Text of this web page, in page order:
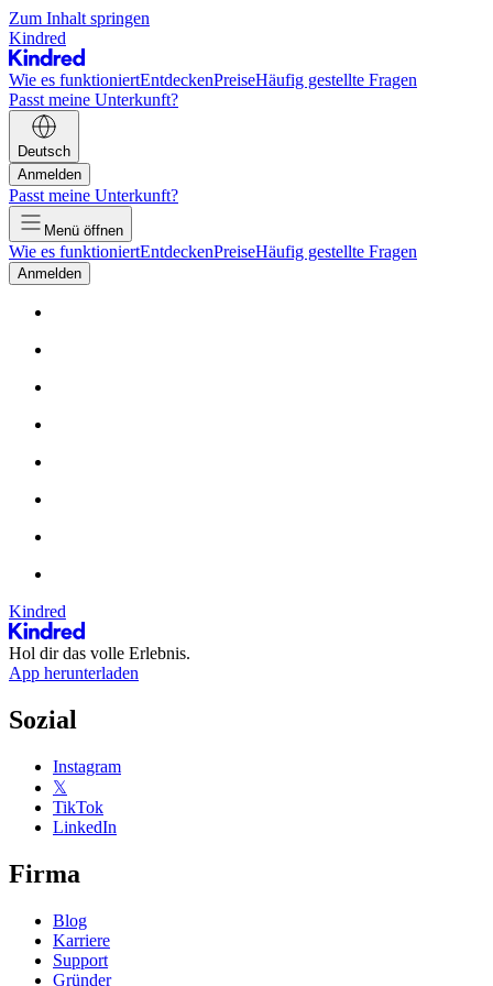
Zum Inhalt springen
Kindred
Wie es funktioniertEntdeckenPreiseHäufig gestellte Fragen
Passt meine Unterkunft?
Deutsch
Anmelden
Passt meine Unterkunft?
Menü öffnen
Wie es funktioniertEntdeckenPreiseHäufig gestellte Fragen
Anmelden
Kindred
Hol dir das volle Erlebnis.
App herunterladen
Sozial
Instagram
𝕏
TikTok
LinkedIn
Firma
Blog
Karriere
Support
Gründer